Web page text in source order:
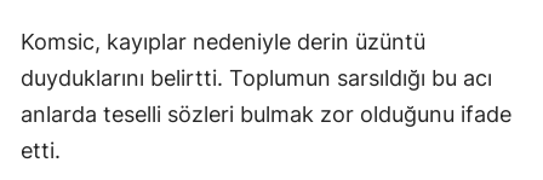
Komsic, kayıplar nedeniyle derin üzüntü
duyduklarını belirtti. Toplumun sarsıldığı bu acı
anlarda teselli sözleri bulmak zor olduğunu ifade
etti.